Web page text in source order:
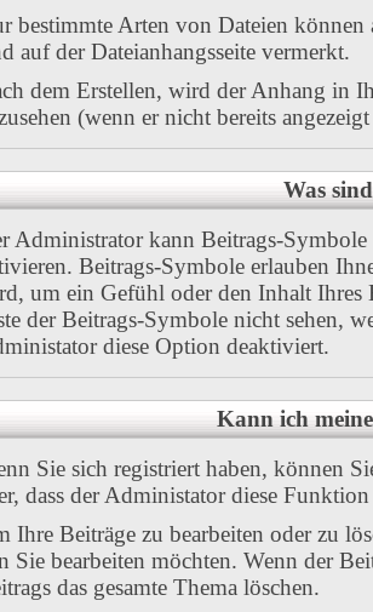
bestimmte Arten von Dateien
auf der Dateianhangsseite vermerkt.
dem Erstellen, wird der Anhang in
(wenn er nicht bereits
Was
Administrator kann Beitrags-
Beitrags-Symbole erlauben
um ein Gefühl oder den Inhalt
der Beitrags-Symbole nicht sehen,
diese Option deaktiviert.
Kann ich
Sie sich registriert haben, können
dass der Administator diese
Ihre Beiträge zu bearbeiten oder zu
Sie bearbeiten möchten. Wenn der
das gesamte Thema löschen.